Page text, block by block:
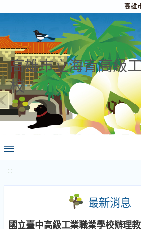
高雄
高雄市立海青高級
校
:::
最新消息
國立臺中高級工業職業學校辦理